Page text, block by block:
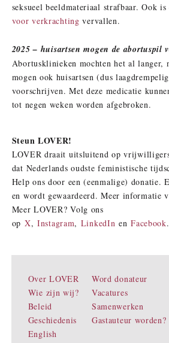
seksueel beeldmateriaal strafbaar. Ook
voor verkrachting vervallen.
2025 – huisartsen mogen de abortuspil
Abortusklinieken mochten het al langer,
mogen ook huisartsen (dus
voorschrijven. Met deze medicatie
tot negen weken worden afgebroken.
Steun LOVER!
LOVER draait uitsluitend op
dat Nederlands oudste feministische
Help ons door een (eenmalige) donatie.
en wordt gewaardeerd. Meer informatie
Meer LOVER? Volg ons
op X,Instagram, LinkedIn enFacebook.
Over LOVER
Wie zijn wij?
Beleid
Geschiedenis
English
Word donateur
Vacatures
Samenwerken
Gastauteur worden?